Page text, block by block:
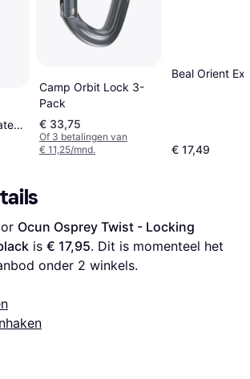
Camp Orbit Lock 3-
Pack
€ 33,75
Of 3 betalingen van
€ 11,25/mnd.
Beal Orient
€ 17,49
Ocun Osprey Twist - Locking
is € 17,95. Dit is momenteel het
onder 2 winkels.